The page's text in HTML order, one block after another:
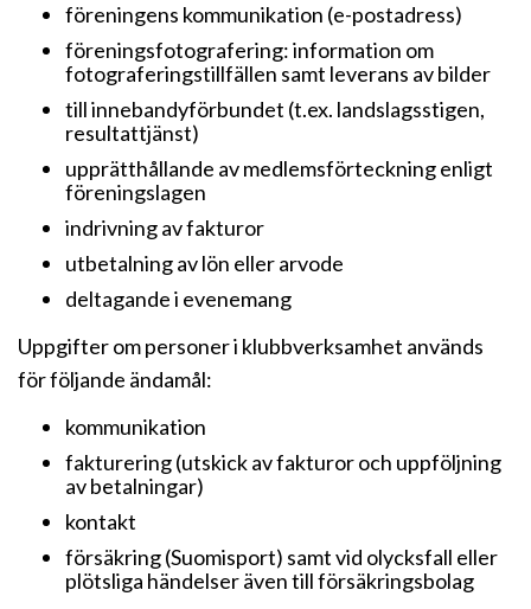
föreningens kommunikation (e-postadress)
föreningsfotografering: information om
fotograferingstillfällen samt leverans av bilder
till innebandyförbundet (t.ex. landslagsstigen,
resultattjänst)
upprätthållande av medlemsförteckning enligt
föreningslagen
indrivning av fakturor
utbetalning av lön eller arvode
deltagande i evenemang
Uppgifter om personer i klubbverksamhet används
för följande ändamål:
kommunikation
fakturering (utskick av fakturor och uppföljning
av betalningar)
kontakt
försäkring (Suomisport) samt vid olycksfall eller
plötsliga händelser även till försäkringsbolag